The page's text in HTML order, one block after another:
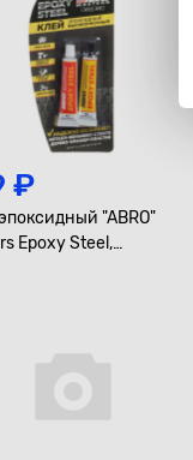
₽
"ABRO"
Epoxy Steel,